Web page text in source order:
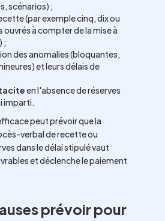
scénarios) ;
(par exemple cinq, dix ou
ouvrés à compter de la mise à
;
des anomalies (bloquantes,
et leurs délais de
en l'absence de réserves
imparti.
peut prévoir que la
verbal de recette ou
dans le délai stipulé vaut
et déclenche le paiement
prévoir pour